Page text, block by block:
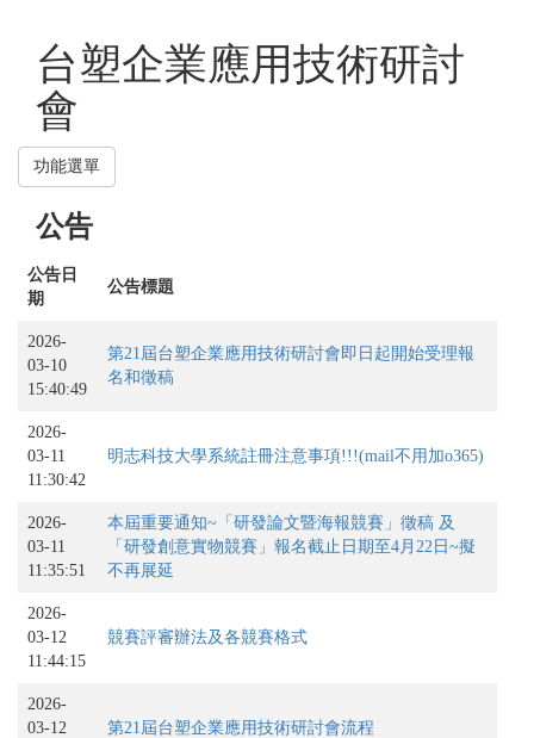
註冊
English
台塑企業應用技術研討
會
功能選單
公告
公告日
期
公告標題
2026-
03-10
15:40:49
第21屆台塑企業應用技術研討會即日起開始受理報
名和徵稿
2026-
03-11
11:30:42
明志科技大學系統註冊注意事項!!!(mail不用加o365)
2026-
03-11
11:35:51
本屆重要通知~「研發論文暨海報競賽」徵稿 及
「研發創意實物競賽」報名截止日期至4月22日~擬
不再展延
2026-
03-12
11:44:15
競賽評審辦法及各競賽格式
2026-
03-12
第21屆台塑企業應用技術研討會流程